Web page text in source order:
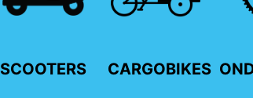
SCOOTERS CARGOBIKES